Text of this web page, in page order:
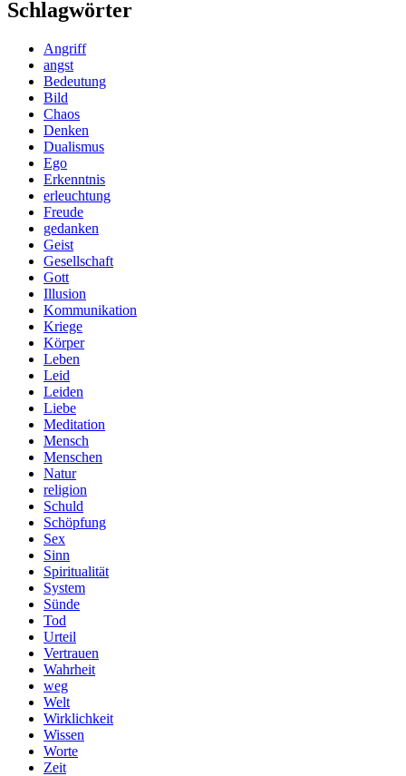
Schlagwörter
Angriff
angst
Bedeutung
Bild
Chaos
Denken
Dualismus
Ego
Erkenntnis
erleuchtung
Freude
gedanken
Geist
Gesellschaft
Gott
Illusion
Kommunikation
Kriege
Körper
Leben
Leid
Leiden
Liebe
Meditation
Mensch
Menschen
Natur
religion
Schuld
Schöpfung
Sex
Sinn
Spiritualität
System
Sünde
Tod
Urteil
Vertrauen
Wahrheit
weg
Welt
Wirklichkeit
Wissen
Worte
Zeit